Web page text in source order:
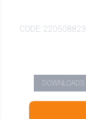
CODE: 220508823
DOWNLOADS